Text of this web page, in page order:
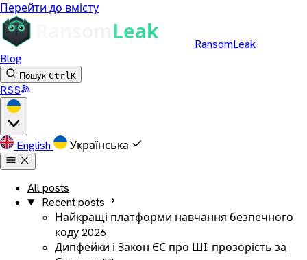
Перейти до вмісту
RansomLeak
Blog
Пошук CtrlK
RSS
English Українська
All posts
Recent posts
Найкращі платформи навчання безпечного
коду 2026
Дипфейки і Закон ЄС про ШІ: прозорість за